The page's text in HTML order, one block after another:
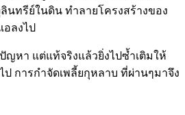
ลินทรีย์ในดิน ทำลายโครงสร้างของ
ลงไป
ญหา แต่แท้จริงแล้วยิ่งไปซ้ำเติมให้
การกำจัดเพลี้ยกุหลาบ ที่ผ่านๆมาจึง